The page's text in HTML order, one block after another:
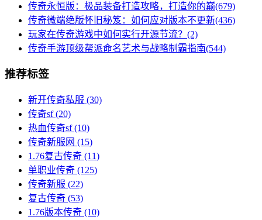
传奇永恒版：极品装备打造攻略，打造你的巅(679)
传奇微端绝版怀旧秘笈：如何应对版本不更新(436)
玩家在传奇游戏中如何实行开源节流？(2)
传奇手游顶级帮派命名艺术与战略制霸指南(544)
推荐标签
新开传奇私服 (30)
传奇sf(20)
热血传奇sf(10)
传奇新服网 (15)
1.76复古传奇 (11)
单职业传奇 (125)
传奇新服 (22)
复古传奇 (53)
1.76版本传奇 (10)